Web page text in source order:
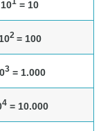
10 = 10
102 = 100
3 = 1.000
4 = 10.000